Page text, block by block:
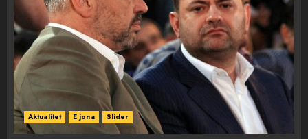
Aktualitet E jona Slider